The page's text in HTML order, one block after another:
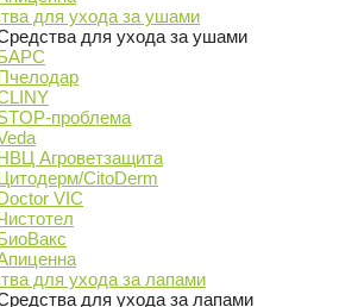
для ухода за ушами
для ухода за ушами
проблема
Агроветзащита
CitoDerm
VIC
для ухода за лапами
для ухода за лапами